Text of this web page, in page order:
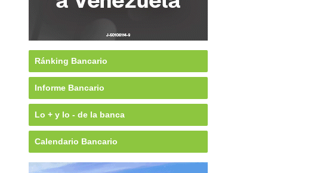
Ránking Bancario
Informe Bancario
Lo + y lo - de la banca
Calendario Bancario